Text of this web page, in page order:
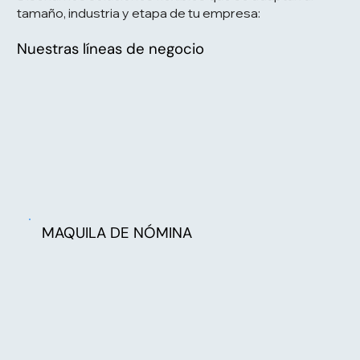
tamaño, industria y etapa de tu empresa:
Nuestras líneas de negocio
MAQUILA DE NÓMINA
control en cada operación.